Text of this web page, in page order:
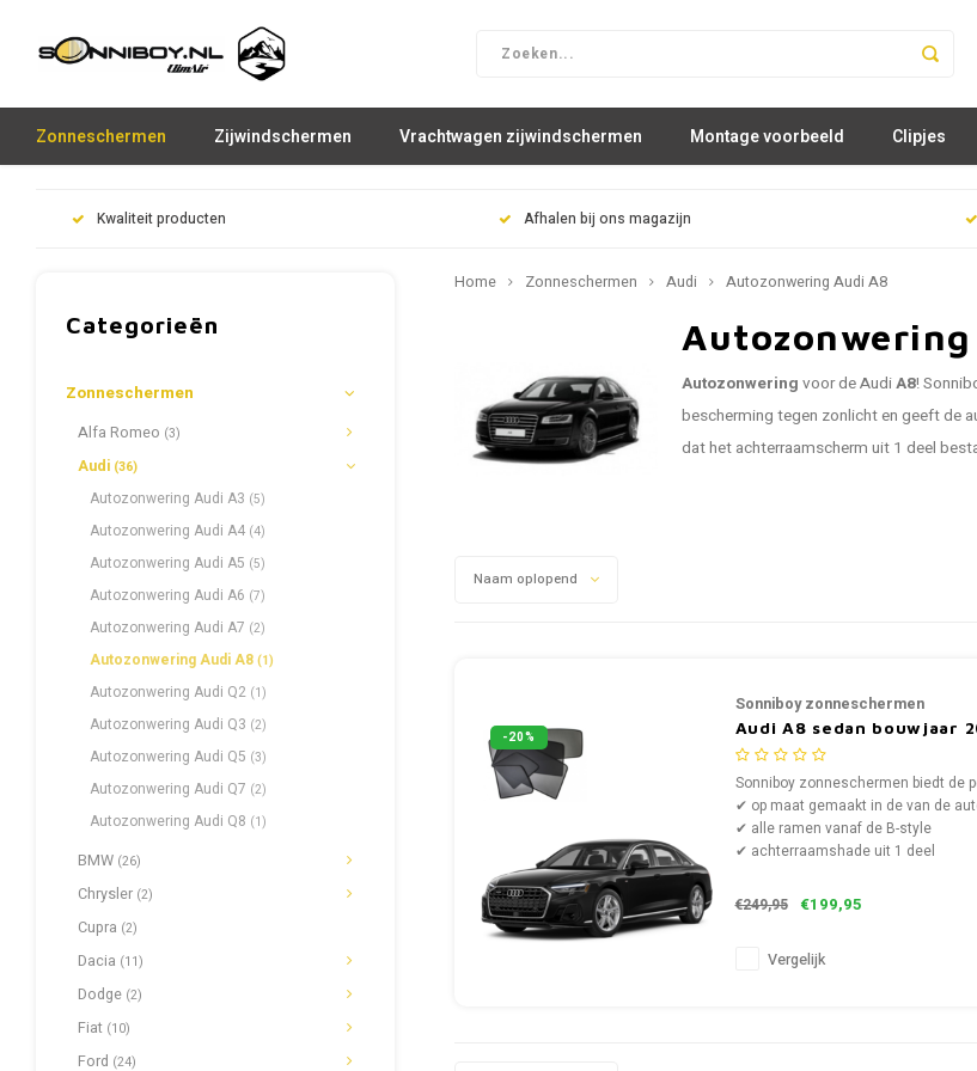
Zonneschermen Zijwindschermen Vrachtwagen zijwindschermen Montage voorbeeld Clipjes
Kwaliteit producten Afhalen bij ons magazijn
Categorieën
Zonneschermen
Alfa Romeo (3)
Audi (36)
Autozonwering Audi A3 (5)
Autozonwering Audi A4 (4)
Autozonwering Audi A5 (5)
Autozonwering Audi A6 (7)
Autozonwering Audi A7 (2)
Autozonwering Audi A8 (1)
Autozonwering Audi Q2 (1)
Autozonwering Audi Q3 (2)
Autozonwering Audi Q5 (3)
Autozonwering Audi Q7 (2)
Autozonwering Audi Q8 (1)
BMW (26)
Chrysler (2)
Cupra (2)
Dacia (11)
Dodge (2)
Fiat (10)
Ford (24)
Home Zonneschermen Audi Autozonwering Audi A8
Autozonwering voor de AudiA8!
bescherming tegen zonlicht en geeft de
dat het achterraamscherm uit 1 deel
Naam oplopend
-20%
Sonniboy zonneschermen
Audi A8 sedan bouwjaar
Sonniboy zonneschermen biedt de
✔ op maat gemaakt in de van de
✔ alle ramen vanaf de B-style
✔ achterraamshade uit 1 deel
€249,95 €199,95
Vergelijk